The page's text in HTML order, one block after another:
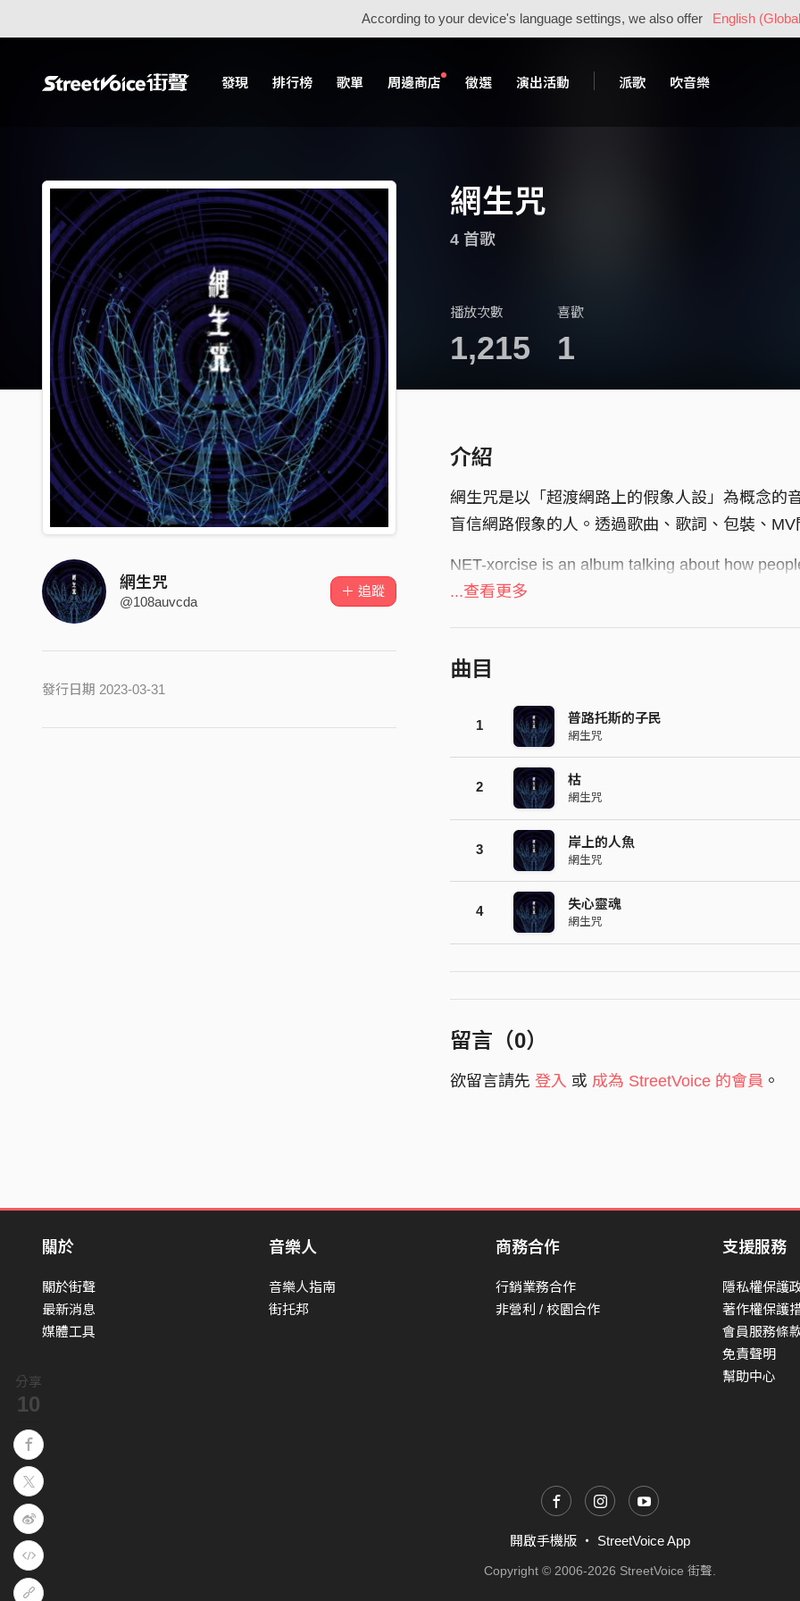
According to your device's language settings, we also offer English
發現 排行榜 歌單 周邊商店 徵選 演出活動 派歌 吹音樂
分享
10
網生咒
4 首歌
播放次數
1,215
喜歡
1
網生咒
@108auvcda
＋ 追蹤
發行日期 2023-03-31
介紹
網生咒是以「超渡網路上的假象人設」為概念的
盲信網路假象的人。透過歌曲、歌詞、包裝、
NET-xorcise is an album talking about how
On the visual,we combine technology and
...查看更多
曲目
1 普路托斯的子民
網生咒
2 枯
網生咒
3 岸上的人魚
網生咒
4 失心靈魂
網生咒
留言（0）
欲留言請先 登入 或 成為 StreetVoice 的會員 。
關於
關於街聲
最新消息
媒體工具
音樂人
音樂人指南
街托邦
商務合作
行銷業務合作
非營利 / 校園合作
支援服務
隱私權保護
著作權保護
會員服務條
免責聲明
幫助中心
開啟手機版 ・ StreetVoice App
Copyright © 2006-2026 StreetVoice 街聲.